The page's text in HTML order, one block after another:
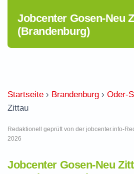
Jobcenter Gosen-Neu
(Brandenburg)
Startseite › Brandenburg › Oder-
Zittau
Redaktionell geprüft von der jobcenter.info-
2026
Jobcenter Gosen-Neu